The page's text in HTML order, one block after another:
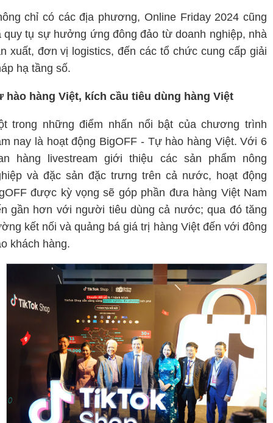
chỉ có các địa phương, Online Friday 2024 cũng
quy tụ sự hưởng ứng đông đảo từ doanh nghiệp, nhà
xuất, đơn vị logistics, đến các tổ chức cung cấp giải
hạ tầng số.
hào hàng Việt, kích cầu tiêu dùng hàng Việt
trong những điểm nhấn nổi bật của chương trình
nay là hoạt động BigOFF - Tự hào hàng Việt. Với 6
hàng livestream giới thiệu các sản phẩm nông
và đặc sản đặc trưng trên cả nước, hoạt động
được kỳ vọng sẽ góp phần đưa hàng Việt Nam
gần hơn với người tiêu dùng cả nước; qua đó tăng
kết nối và quảng bá giá trị hàng Việt đến với đông
khách hàng.